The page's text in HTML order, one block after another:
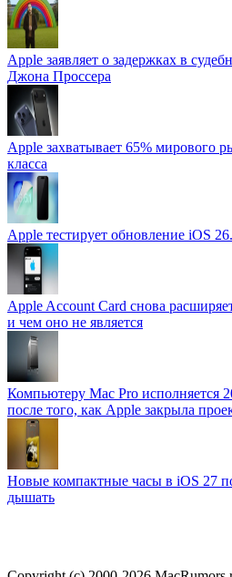
Apple заявляет о задержках в
Джона Проссера
Apple захватывает 65% мирового
класса
Apple тестирует обновление iOS
Apple Account Card снова
и чем оно не является
Компьютеру Mac Pro исполняется
после того, как Apple закрыла
Новые компактные часы в iOS 27
дышать